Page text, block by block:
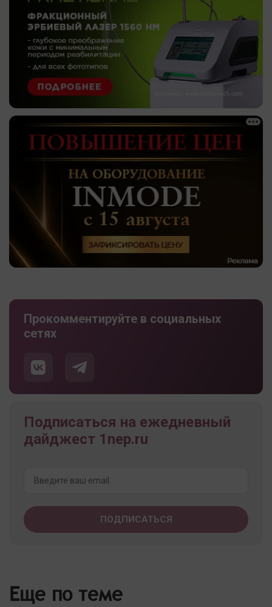
Прокомментируйте в социальных
сетях
Подписаться на ежедневный
дайджест 1nep.ru
Еще по теме